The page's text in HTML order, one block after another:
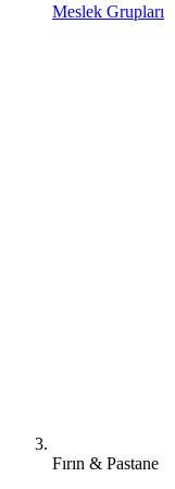
Meslek Grupları
Fırın & Pastane